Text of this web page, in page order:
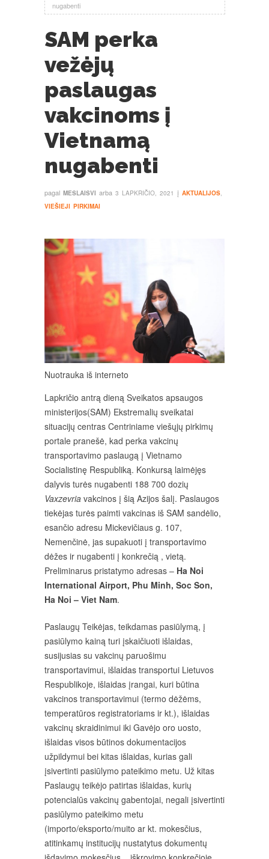
nugabenti
SAM perka
vežėjų
paslaugas
vakcinoms į
Vietnamą
nugabenti
pagal MESLAISVI arba 3 LAPKRIČIO, 2021 į AKTUALIJOS,
VIEŠIEJI PIRKIMAI
Nuotrauka iš interneto
Lapkričio antrą dieną Sveikatos apsaugos
ministerijos(SAM) Ekstremalių sveikatai
situacijų centras Centriniame viešųjų pirkimų
portale pranešė, kad perka vakcinų
transportavimo paslaugą į Vietnamo
Socialistinę Respubliką. Konkursą laimėjęs
dalyvis turės nugabenti 188 700 dozių
Vaxzevria vakcinos į šią Azijos šalį. Paslaugos
tiekėjas turės paimti vakcinas iš SAM sandėlio,
esančio adresu Mickevičiaus g. 107,
Nemenčinė, jas supakuoti į transportavimo
dėžes ir nugabenti į konkrečią , vietą.
Preliminarus pristatymo adresas – Ha Noi
International Airport, Phu Minh, Soc Son,
Ha Noi – Viet Nam.
Paslaugų Teikėjas, teikdamas pasiūlymą, į
pasiūlymo kainą turi įskaičiuoti išlaidas,
susijusias su vakcinų paruošimu
transportavimui, išlaidas transportui Lietuvos
Respublikoje, išlaidas įrangai, kuri būtina
vakcinos transportavimui (termo dėžėms,
temperatūros registratoriams ir kt.), išlaidas
vakcinų skraidinimui iki Gavėjo oro uosto,
išlaidas visos būtinos dokumentacijos
užpildymui bei kitas išlaidas, kurias gali
įsivertinti pasiūlymo pateikimo metu. Už kitas
Paslaugų teikėjo patirtas išlaidas, kurių
potencialūs vakcinų gabentojai, negali įsivertinti
pasiūlymo pateikimo metu
(importo/eksporto/muito ar kt. mokesčius,
atitinkamų institucijų nustatytus dokumentų